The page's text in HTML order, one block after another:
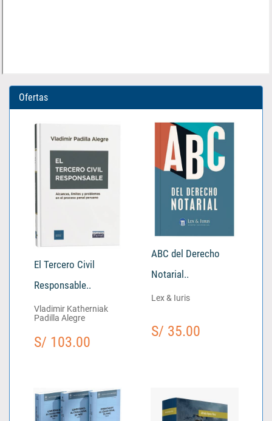
Ofertas
El Tercero Civil
Responsable..
Vladimir Katherniak
Padilla Alegre
S/ 103.00
ABC del Derecho
Notarial..
Lex & Iuris
S/ 35.00